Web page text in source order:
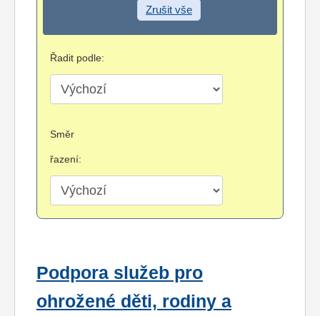
Zrušit vše
Řadit podle:
Směr
řazení:
Podpora služeb pro
ohrožené děti, rodiny a